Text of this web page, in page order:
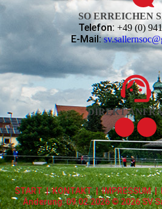
SO ERREICHEN
Telefon: +49 (0)
E-Mail:
DIREKT
START|KONTAKT|IMPRESSUM|
Änderung: 09.02.2026 © 2026 SV